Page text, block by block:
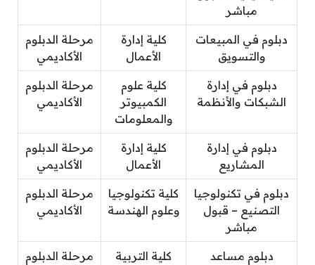
مباشر
دبلوم في المبيعات
والتسويق
كلية إدارة
الأعمال
مرحلة الدبلوم
الأكاديمي
دبلوم في إدارة
الشبكات والأنظمة
كلية علوم
الكمبيوتر
والمعلومات
مرحلة الدبلوم
الأكاديمي
دبلوم في إدارة
المشاريع
كلية إدارة
الأعمال
مرحلة الدبلوم
الأكاديمي
دبلوم في تكنولوجيا
التصنيع – قبول
مباشر
كلية تكنولوجيا
وعلوم الهندسة
مرحلة الدبلوم
الأكاديمي
دبلوم مساعد
كلية التربية
مرحلة الدبلوم